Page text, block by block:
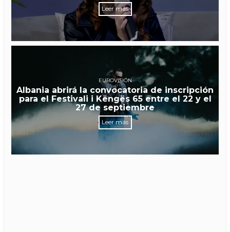
Leer más
EUROVISIÓN
Albania abrirá la convocatoria de inscripción
para el Festivali i Këngës 65 entre el 22 y el
27 de septiembre
Leer más